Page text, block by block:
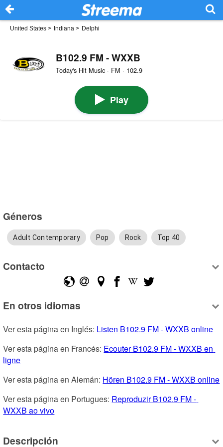
United States > Indiana > Delphi
B102.9 FM - WXXB
Today's Hit Music · FM · 102.9
Play
Géneros
Adult Contemporary Pop Rock Top 40
Contacto
En otros idiomas
Ver esta página en Inglés: Listen B102.9 FM - WXXB online
Ver esta página en Francés: Ecouter B102.9 FM - WXXB en
ligne
Ver esta página en Alemán: Hören B102.9 FM - WXXB online
Ver esta página en Portugues: Reproduzir B102.9 FM -
WXXB ao vivo
Descripción